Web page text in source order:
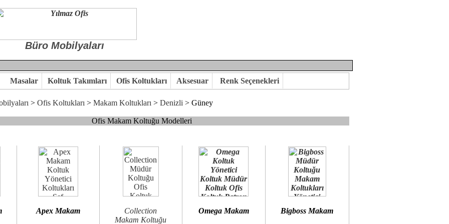
Büro Mobilyaları
kaliteye önem veriyorsanız,makam koltuk modellerimizi incelemenizi öneririz.
goldsit ve modern makam koltukları hayal ettiğiniz özgün ofis ortamına kavuşabilirsiniz.
birlikte karar verelim.
Büro Mobilya
Masalar Koltuk Takımları Ofis Koltukları Aksesuar Renk Seçenekleri
> Ofis Koltukları > Makam Koltukları > Denizli > Güney
Ofis Makam Koltuğu Modelleri
Apex Makam
Collection
Makam Koltuğu
Omega Makam Bigboss Makam